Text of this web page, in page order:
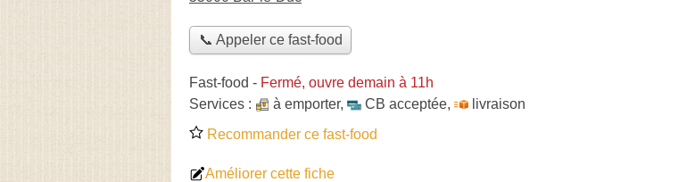
📞 Appeler ce fast-food
Fast-food - Fermé, ouvre demain à 11h
Services :
à emporter, CB acceptée,
livraison
Recommander ce fast-food
Améliorer cette fiche